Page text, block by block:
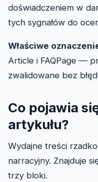
doświadczeniem w
tych sygnałów do
Właściwe
Article i FAQPage —
zwalidowane bez
Co pojawia
artykułu?
Wydajne treści
narracyjny. Znajduje
trzy bloki.